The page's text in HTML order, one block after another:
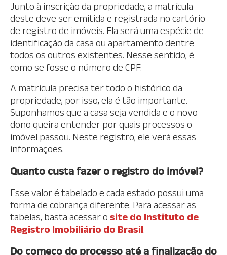
Junto à inscrição da propriedade, a matrícula
deste deve ser emitida e registrada no cartório
de registro de imóveis. Ela será uma espécie de
identificação da casa ou apartamento dentre
todos os outros existentes. Nesse sentido, é
como se fosse o número de CPF.
A matrícula precisa ter todo o histórico da
propriedade, por isso, ela é tão importante.
Suponhamos que a casa seja vendida e o novo
dono queira entender por quais processos o
imóvel passou. Neste registro, ele verá essas
informações.
Quanto custa fazer o registro do imóvel?
Esse valor é tabelado e cada estado possui uma
forma de cobrança diferente. Para acessar as
tabelas, basta acessar o site do Instituto de
Registro Imobiliário do Brasil.
Do começo do processo até a finalização do